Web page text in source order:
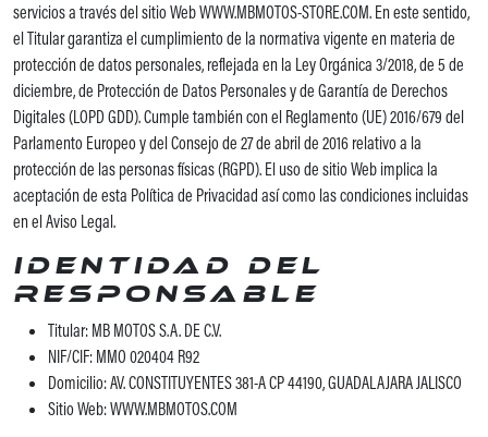
servicios a través del sitio Web WWW.MBMOTOS-STORE.COM. En este sentido,
el Titular garantiza el cumplimiento de la normativa vigente en materia de
protección de datos personales, reflejada en la Ley Orgánica 3/2018, de 5 de
diciembre, de Protección de Datos Personales y de Garantía de Derechos
Digitales (LOPD GDD). Cumple también con el Reglamento (UE) 2016/679 del
Parlamento Europeo y del Consejo de 27 de abril de 2016 relativo a la
protección de las personas físicas (RGPD). El uso de sitio Web implica la
aceptación de esta Política de Privacidad así como las condiciones incluidas
en el Aviso Legal.
Identidad del
responsable
Titular: MB MOTOS S.A. DE C.V.
NIF/CIF: MMO 020404 R92
Domicilio: AV. CONSTITUYENTES 381-A CP 44190, GUADALAJARA JALISCO
Sitio Web: WWW.MBMOTOS.COM